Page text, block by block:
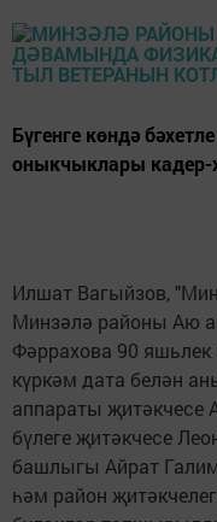
Бүгенге көндә
оныкчыклары кадер-
Илшат Вагыйзов,
Минзәлә районы Аю
Фәррахова 90
күркәм дата белән
аппараты җитәкчесе
бүлеге җитәкчесе
башлыгы Айрат
һәм район